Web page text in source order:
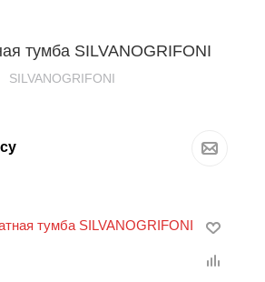
тумба SILVANOGRIFONI
SILVANOGRIFONI